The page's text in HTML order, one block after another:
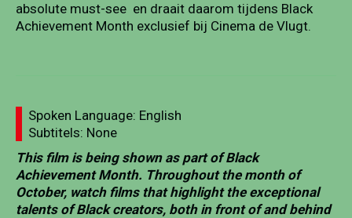
absolute must-see en draait daarom tijdens Black
Achievement Month exclusief bij Cinema de Vlugt.
Spoken Language: English
Subtitels: None
This film is being shown as part of Black
Achievement Month. Throughout the month of
October, watch films that highlight the exceptional
talents of Black creators, both in front of and behind